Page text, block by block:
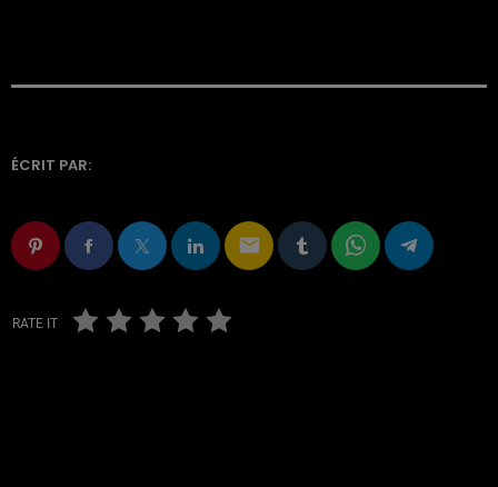
ÉCRIT PAR:
email
RATE IT